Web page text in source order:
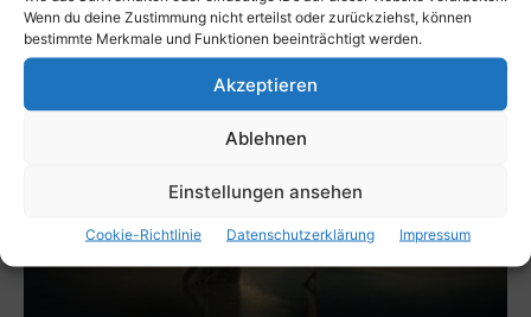
Wenn du deine Zustimmung nicht erteilst oder zurückziehst, können
bestimmte Merkmale und Funktionen beeinträchtigt werden.
Akzeptieren
Ablehnen
Einstellungen ansehen
Cookie-Richtlinie Datenschutzerklärung Impressum
verblüffende Antworten,...
Redaktion - 18. März 2021